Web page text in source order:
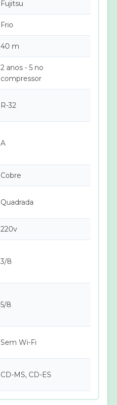
Fujitsu
Frio
40 m
2 anos - 5 no
compressor
R-32
A
Cobre
Quadrada
220v
3/8
5/8
Sem Wi-Fi
CD-MS, CD-ES